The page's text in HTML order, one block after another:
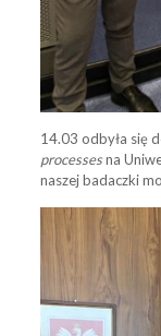
14.03 odbyła się
processesna
naszej badaczki